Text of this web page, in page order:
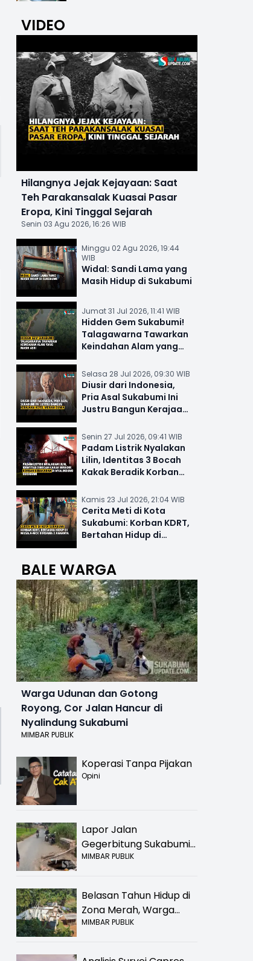
VIDEO
Hilangnya Jejak Kejayaan: Saat
Teh Parakansalak Kuasai Pasar
Eropa, Kini Tinggal Sejarah
Senin 03 Agu 2026, 16:26 WIB
Minggu 02 Agu 2026, 19:44
WIB
Widal: Sandi Lama yang
Masih Hidup di Sukabumi
Jumat 31 Jul 2026, 11:41 WIB
Hidden Gem Sukabumi!
Talagawarna Tawarkan
Keindahan Alam yang
Selasa 28 Jul 2026, 09:30 WIB
Diusir dari Indonesia,
Pria Asal Sukabumi Ini
Justru Bangun Kerajaan
Senin 27 Jul 2026, 09:41 WIB
Padam Listrik Nyalakan
Lilin, Identitas 3 Bocah
Kakak Beradik Korban
Kamis 23 Jul 2026, 21:04 WIB
Cerita Meti di Kota
Sukabumi: Korban KDRT,
Bertahan Hidup di
BALE WARGA
Warga Udunan dan Gotong
Royong, Cor Jalan Hancur di
Nyalindung Sukabumi
MIMBAR PUBLIK
Koperasi Tanpa Pijakan
Opini
Lapor Jalan
Gegerbitung Sukabumi
Bolong! Bahaya Bagi
MIMBAR PUBLIK
Belasan Tahun Hidup di
Zona Merah, Warga
Kampung Nangewer
MIMBAR PUBLIK